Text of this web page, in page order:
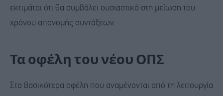
εκτιμάται ότι θα συμβάλει ουσιαστικά στη μείωση του
χρόνου απονομής συντάξεων.
Τα οφέλη του νέου ΟΠΣ
Στα βασικότερα οφέλη που αναμένονται από τη λειτουργία